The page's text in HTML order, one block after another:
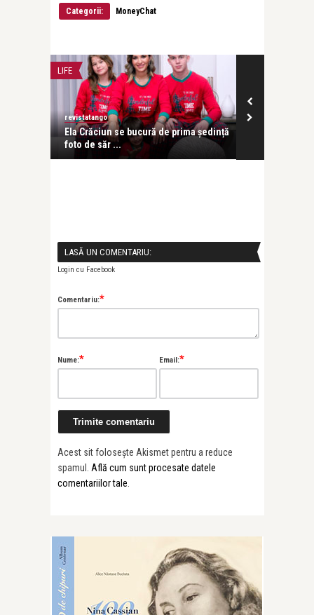
Categorii: MoneyChat
LIFE
revistatango
Ela Crăciun se bucură de prima ședință
foto de săr ...
LASĂ UN COMENTARIU:
Login cu Facebook
Comentariu:*
Nume:* Email:*
Acest sit folosește Akismet pentru a reduce
spamul. Află cum sunt procesate datele
comentariilor tale